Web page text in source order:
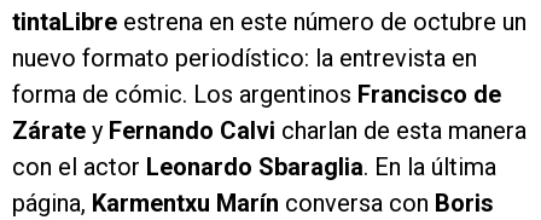
tintaLibre estrena en este número de octubre un
nuevo formato periodístico: la entrevista en
forma de cómic. Los argentinos Francisco de
Zárate y Fernando Calvi charlan de esta manera
con el actor Leonardo Sbaraglia. En la última
página, Karmentxu Marín conversa con Boris